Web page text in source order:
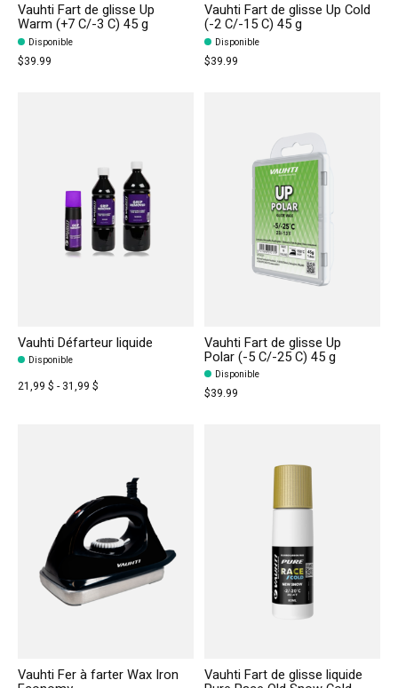
Vauhti Fart de glisse Up
Warm (+7 C/-3 C) 45 g
Disponible
$39.99
Vauhti Fart de glisse Up Cold
(-2 C/-15 C) 45 g
Disponible
$39.99
Vauhti Défarteur liquide
Disponible
21,99 $ - 31,99 $
Vauhti Fart de glisse Up
Polar (-5 C/-25 C) 45 g
Disponible
$39.99
Vauhti Fer à farter Wax Iron Vauhti Fart de glisse liquide